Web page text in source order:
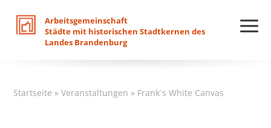
Arbeitsgemeinschaft
Städte mit historischen Stadtkernen des
Landes Brandenburg
Startseite »Veranstaltungen » Frank´s White Canvas